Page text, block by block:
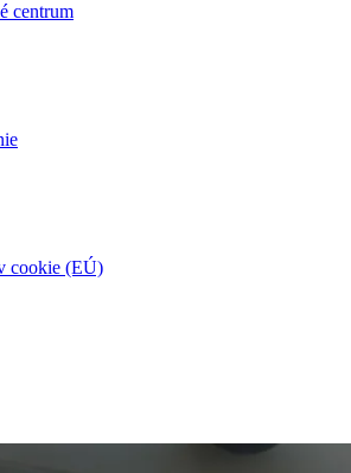
centrum
cookie (EÚ)